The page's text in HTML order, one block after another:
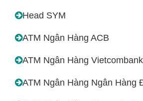
Head SYM
ATM Ngân Hàng ACB
ATM Ngân Hàng Vietcombank
ATM Ngân Hàng Ngân Hàng